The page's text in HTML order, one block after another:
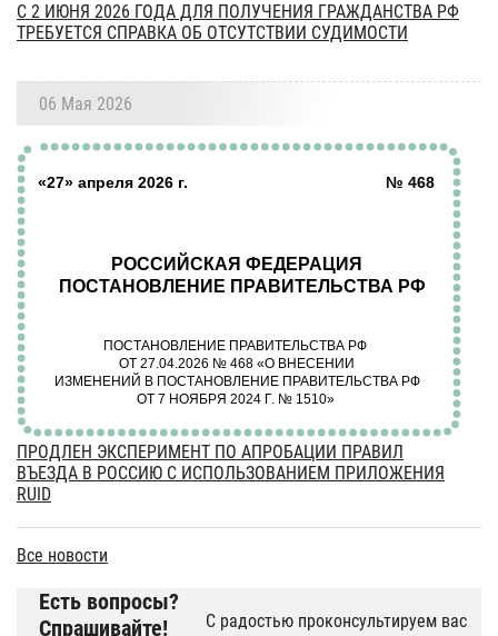
С 2 ИЮНЯ 2026 ГОДА ДЛЯ ПОЛУЧЕНИЯ ГРАЖДАНСТВА РФ
ТРЕБУЕТСЯ СПРАВКА ОБ ОТСУТСТВИИ СУДИМОСТИ
06 Мая 2026
ПРОДЛЕН ЭКСПЕРИМЕНТ ПО АПРОБАЦИИ ПРАВИЛ
ВЪЕЗДА В РОССИЮ С ИСПОЛЬЗОВАНИЕМ ПРИЛОЖЕНИЯ
RUID
Все новости
Есть вопросы?
Спрашивайте!
С радостью проконсультируем вас